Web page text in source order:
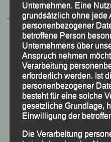
Unternehmen. Eine
grundsätzlich ohne jede
personenbezogener
betroffene Person
Unternehmens über
Anspruch nehmen
Verarbeitung
erforderlich werden. Ist
personenbezogener
besteht für eine solche
gesetzliche Grundlage,
Einwilligung der
Die Verarbeitung